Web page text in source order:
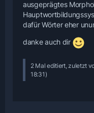
ausgeprägtes
dafür Wörter eher
danke auch dir
2 Mal editiert, zuletzt
18:31 )